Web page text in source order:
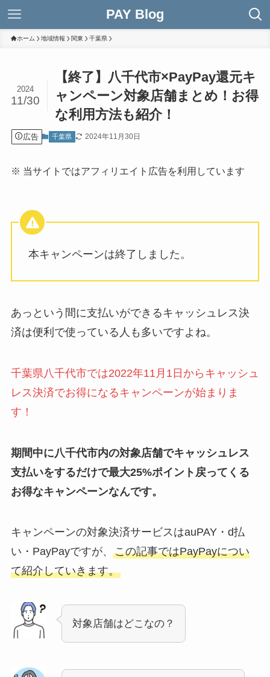
PAY Blog
ホーム 地域情報 関東 千葉県
【終了】八千代市×PayPay還元キ
ャンペーン対象店舗まとめ！お得
な利用方法も紹介！
2024
11/30
広告 千葉県 2024年11月30日
※ 当サイトではアフィリエイト広告を利用しています
本キャンペーンは終了しました。
あっという間に支払いができるキャッシュレス決
済は便利で使っている人も多いですよね。
千葉県八千代市では2022年11月1日からキャッシュ
レス決済でお得になるキャンペーンが始まりま
す！
期間中に八千代市内の対象店舗でキャッシュレス
支払いをするだけで最大25%ポイント戻ってくる
お得なキャンペーンなんです。
キャンペーンの対象決済サービスはauPAY・d払
い・PayPayですが、 この記事ではPayPayについ
て紹介していきます。
対象店舗はどこなの？